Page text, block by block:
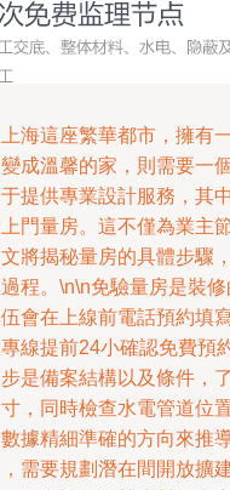
海這座繁華都市，擁有
成溫馨的家，則需要一
提供專業設計服務，其
門量房。這不僅為業主
將揭秘量房的具體步驟
程。\n\n免驗量房是裝
會在上線前電話預約填
線提前24小確認免費預
是備案結構以及條件，
，同時檢查水電管道位
據精細準確的方向來推
需要規劃潛在間開放擴